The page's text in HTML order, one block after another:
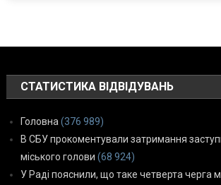
СТАТИСТИКА ВІДВІДУВАНЬ
Головна (376 989)
В СБУ прокоментували затримання
міського голови (68 924)
У Раді пояснили, що таке четверта черга